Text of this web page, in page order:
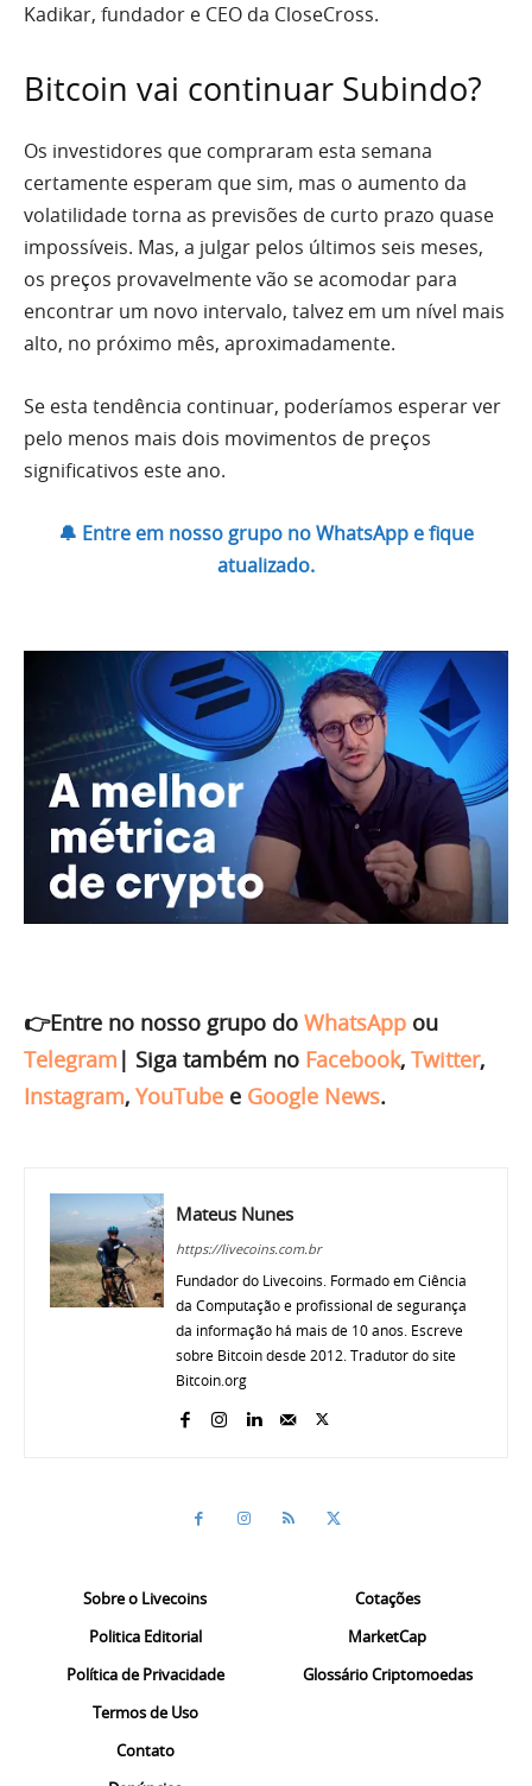
Kadikar, fundador e CEO da CloseCross.
Bitcoin vai continuar Subindo?
Os investidores que compraram esta semana
certamente esperam que sim, mas o aumento da
volatilidade torna as previsões de curto prazo quase
impossíveis. Mas, a julgar pelos últimos seis meses,
os preços provavelmente vão se acomodar para
encontrar um novo intervalo, talvez em um nível mais
alto, no próximo mês, aproximadamente.
Se esta tendência continuar, poderíamos esperar ver
pelo menos mais dois movimentos de preços
significativos este ano.
🔔 Entre em nosso grupo no WhatsApp e fique
atualizado.
👉Entre no nosso grupo do WhatsApp ou
Telegram | Siga também no Facebook, Twitter,
Instagram, YouTube e Google News.
Mateus Nunes
https://livecoins.com.br
Fundador do Livecoins. Formado em Ciência
da Computação e profissional de segurança
da informação há mais de 10 anos. Escreve
sobre Bitcoin desde 2012. Tradutor do site
Bitcoin.org
Sobre o Livecoins
Politica Editorial
Política de Privacidade
Termos de Uso
Contato
Cotações
MarketCap
Glossário Criptomoedas